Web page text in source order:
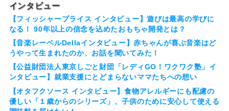
インタビュー
【フィッシャープライス インタビュー】遊びは最高の学びに
なる！ 90年以上の信念を込めたおもちゃ開発とは？
【音楽レーベルDellaインタビュー】赤ちゃんが喜ぶ音楽はど
うやって生まれたのか、お話を聞いてみた！
【公益財団法人東京しごと財団「レディGO！ワクワク塾」イ
ンタビュー】就業支援にとどまらないママたちへの想い
【オタフクソース インタビュー】食物アレルギーにも配慮の
優しい「１歳からのシリーズ」、子供のために安心して使える